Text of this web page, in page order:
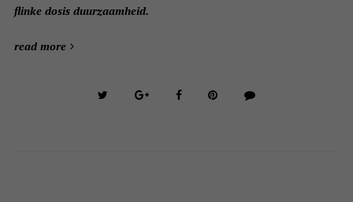
flinke dosis duurzaamheid.
read more